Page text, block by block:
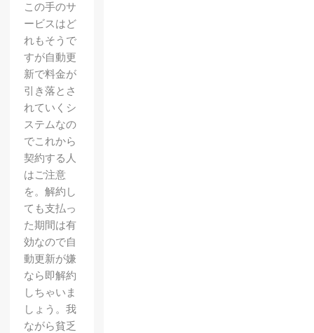
この手のサ
ービスはど
れもそうで
すが自動更
新で料金が
引き落とさ
れていくシ
ステムなの
でこれから
契約する人
はご注意
を。解約し
ても支払っ
た期間は有
効なので自
動更新が嫌
なら即解約
しちゃいま
しょう。我
ながら貧乏